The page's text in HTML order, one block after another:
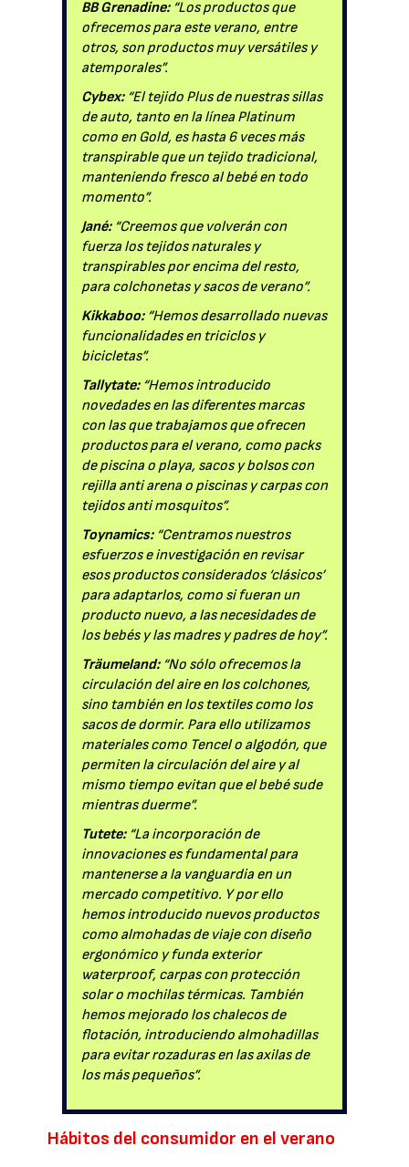
BB Grenadine:“Los productos que
ofrecemos para este verano, entre
otros, son productos muy versátiles y
atemporales”.
Cybex:“El tejido Plus de nuestras sillas
de auto, tanto en la línea Platinum
como en Gold, es hasta 6 veces más
transpirable que un tejido tradicional,
manteniendo fresco al bebé en todo
momento”.
Jané: “Creemos que volverán con
fuerza los tejidos naturales y
transpirables por encima del resto,
para colchonetas y sacos de verano”.
Kikkaboo:“Hemos desarrollado nuevas
funcionalidades en triciclos y
bicicletas”.
Tallytate: “Hemos introducido
novedades en las diferentes marcas
con las que trabajamos que ofrecen
productos para el verano, como packs
de piscina o playa, sacos y bolsos con
rejilla anti arena o piscinas y carpas con
tejidos anti mosquitos”.
Toynamics: “Centramos nuestros
esfuerzos e investigación en revisar
esos productos considerados ‘clásicos’
para adaptarlos, como si fueran un
producto nuevo, a las necesidades de
los bebés y las madres y padres de hoy”.
Träumeland: “No sólo ofrecemos la
circulación del aire en los colchones,
sino también en los textiles como los
sacos de dormir. Para ello utilizamos
materiales como Tencel o algodón, que
permiten la circulación del aire y al
mismo tiempo evitan que el bebé sude
mientras duerme”.
Tutete: “La incorporación de
innovaciones es fundamental para
mantenerse a la vanguardia en un
mercado competitivo. Y por ello
hemos introducido nuevos productos
como almohadas de viaje con diseño
ergonómico y funda exterior
waterproof, carpas con protección
solar o mochilas térmicas. También
hemos mejorado los chalecos de
flotación, introduciendo almohadillas
para evitar rozaduras en las axilas de
los más pequeños”.
Hábitos del consumidor en el verano